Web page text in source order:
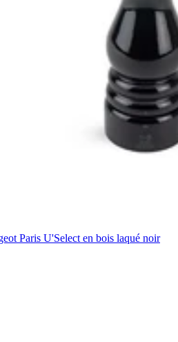
Paris U'Select en bois laqué noir